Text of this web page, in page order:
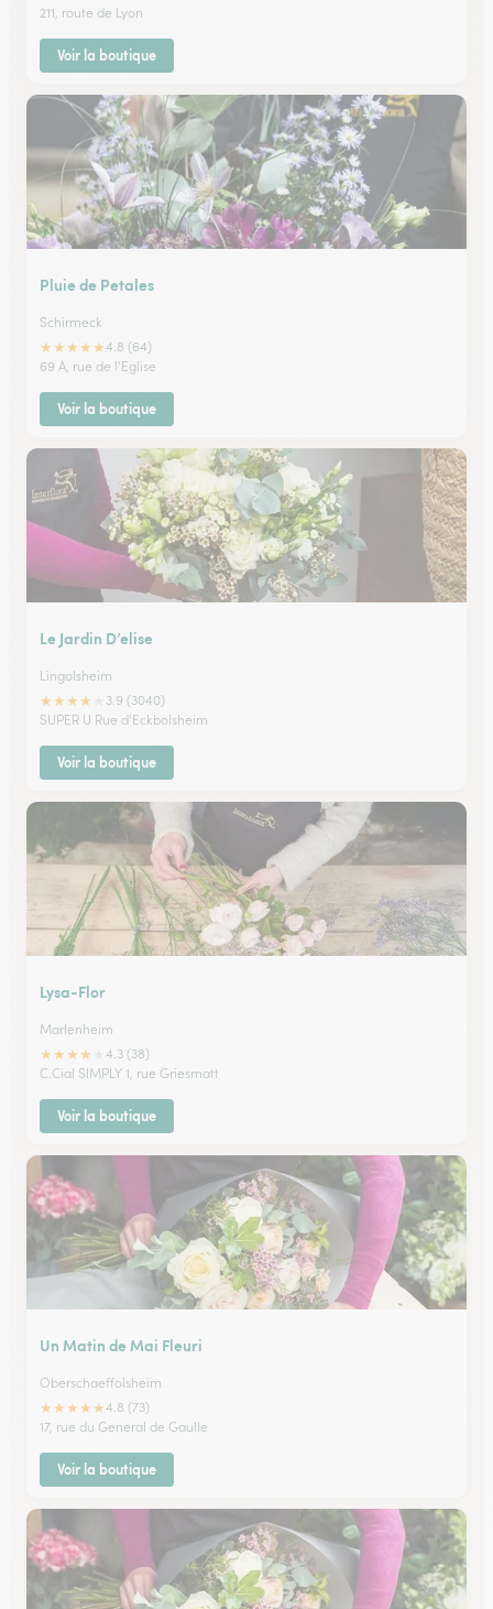
211, route de Lyon
Voir la boutique
Pluie de Petales
Schirmeck
★★★★★4.8 (64)
69 A, rue de l'Eglise
Voir la boutique
Le Jardin D’elise
Lingolsheim
★★★★
3.9 (3040)
SUPER U Rue d'Eckbolsheim
Voir la boutique
Lysa-Flor
Marlenheim
★★★★
4.3 (38)
C.Cial SIMPLY 1, rue Griesmatt
Voir la boutique
Un Matin de Mai Fleuri
Oberschaeffolsheim
★★★★★4.8 (73)
17, rue du General de Gaulle
Voir la boutique